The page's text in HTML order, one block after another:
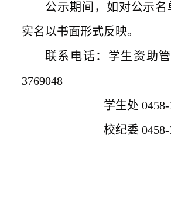
公示期间，如对公示
实名以书面形式反映。
联系电话：学生资助
3769048
学生处
校纪委